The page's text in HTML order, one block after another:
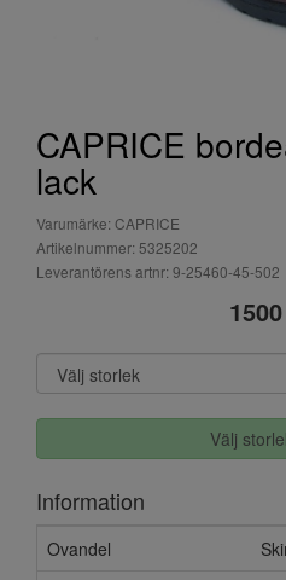
CAPRICE
lack
Varumärke: CAPRICE
Artikelnummer: 5325202
Leverantörens artnr: 9-25460-45-502
Välj
Information
Ovandel